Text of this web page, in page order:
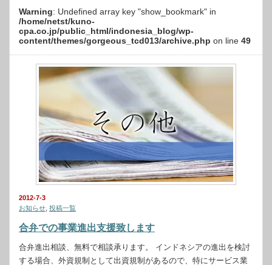
Warning: Undefined array key "show_bookmark" in
/home/netst/kuno-
cpa.co.jp/public_html/indonesia_blog/wp-
content/themes/gorgeous_tcd013/archive.php on line 49
2012-7-3
お知らせ 投稿一覧
合弁での事業進出支援致します
合弁進出相談、無料で相談承ります。 インドネシアの進出を検討
する場合、外資規制として出資規制があるので、特にサービス業